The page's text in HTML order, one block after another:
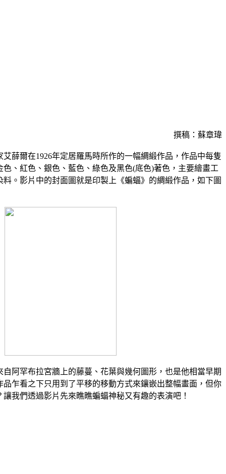
撰稿：蘇章瑋
薛爾在1926年定居羅馬時所作的一幅綢緞作品，作品中每隻
、紅色、銀色、藍色、綠色及黑色(底色)著色，主要繪畫工
。影片中的封面圖就是印製上《蝙蝠》的綢緞作品，如下圖
阿罕布拉宮牆上的藤蔓、花葉與幾何圖形，也是他相當早期
乍看之下只用到了平移的移動方式來鑲嵌出整幅畫面，但你
我們透過影片先來瞧瞧蝙蝠神秘又有趣的表演吧！